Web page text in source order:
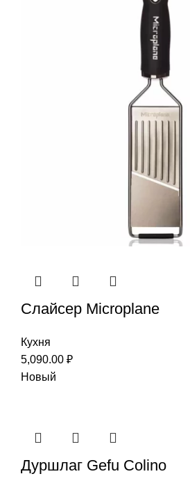
Слайсер Microplane
Кухня
5,090.00 ₽
Новый
Дуршлаг Gefu Colino